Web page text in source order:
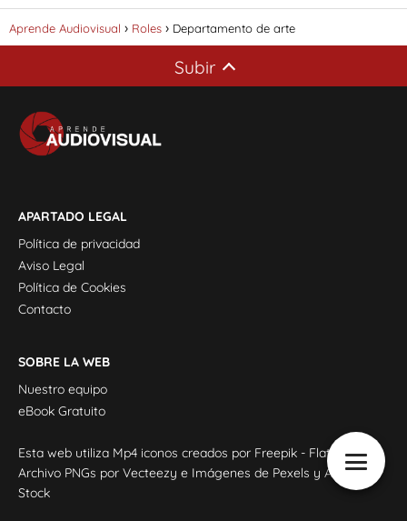
Aprende Audiovisual Roles Departamento de arte
Subir
APARTADO LEGAL
Política de privacidad
Aviso Legal
Política de Cookies
Contacto
SOBRE LA WEB
Nuestro equipo
eBook Gratuito
Esta web utiliza Mp4 iconos creados por Freepik - Flaticon,
Archivo PNGs por Vecteezy e Imágenes de Pexels y Adobe
Stock